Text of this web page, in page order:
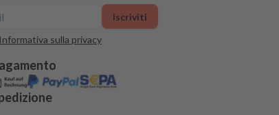
Informativa sulla privacy
Iscriviti